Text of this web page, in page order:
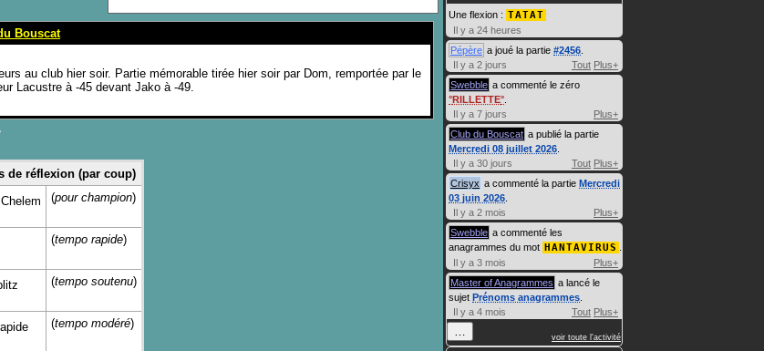
Bouscat
au club hier soir. Partie mémorable tirée hier soir par Dom, remportée par le
Lacustre à -45 devant Jako à -49.
de réflexion (par coup)
(pour champion)
(tempo rapide)
(tempo soutenu)
(tempo modéré)
Une flexion : TATAT
Il y a 24 heures
Pépère a joué la partie #2456
Il y a 2 jours
Tout Plus+
Swebble a commenté le zéro
RILLETTE
Il y a 7 jours
Plus+
Club du Bouscat a publié la partie
Mercredi 08 juillet 2026
Il y a 30 jours
Tout Plus+
Crisyx a commenté la partie Mercredi
03 juin 2026
Il y a 2 mois
Plus+
Swebble a commenté les
anagrammes du mot HANTAVIRUS
Il y a 3 mois
Plus+
Master of Anagrammes a lancé le
sujet Prénoms anagrammes
Il y a 4 mois
Tout Plus+
… voir toute l'activité